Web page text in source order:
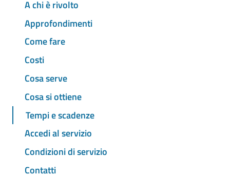
A chi è rivolto
Approfondimenti
Come fare
Costi
Cosa serve
Cosa si ottiene
Tempi e scadenze
Accedi al servizio
Condizioni di servizio
Contatti